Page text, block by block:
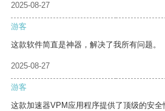
2025-08-27
游客
这款软件简直是神器，解决了我所有问题。
2025-08-27
游客
这款加速器VPM应用程序提供了顶级的安全